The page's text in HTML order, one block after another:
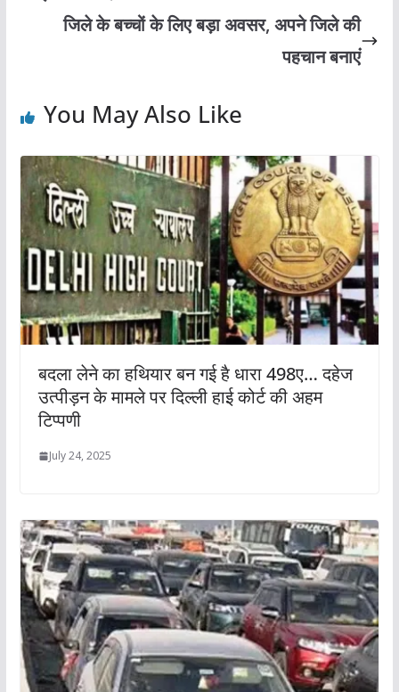
जिले के बच्चों के लिए बड़ा अवसर, अपने जिले की
पहचान बनाएं
You May Also Like
बदला लेने का हथियार बन गई है धारा 498ए… दहेज
उत्पीड़न के मामले पर दिल्ली हाई कोर्ट की अहम
टिप्पणी
July 24, 2025